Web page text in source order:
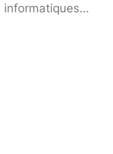
informatiques